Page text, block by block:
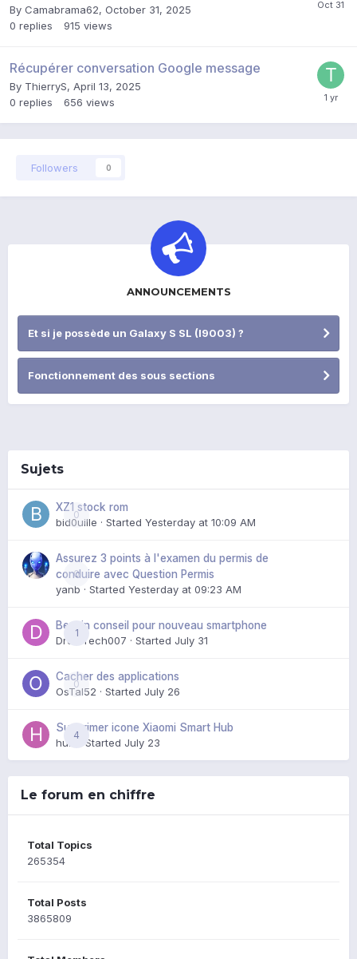
By Camabrama62, October 31, 2025
0 replies 915 views
Récupérer conversation Google message
By ThierryS, April 13, 2025
0 replies 656 views
Followers 0
ANNOUNCEMENTS
Et si je possède un Galaxy S SL (I9003) ?
Fonctionnement des sous sections
Sujets
0
XZ1 stock rom
bid0uille · Started Yesterday at 10:09 AM
0
Assurez 3 points à l'examen du permis de
conduire avec Question Permis
yanb · Started Yesterday at 09:23 AM
1
Besoin conseil pour nouveau smartphone
DroidTech007 · Started July 31
0
Cacher des applications
OsTal52 · Started July 26
4
Supprimer icone Xiaomi Smart Hub
huik · Started July 23
Le forum en chiffre
Total Topics
265354
Total Posts
3865809